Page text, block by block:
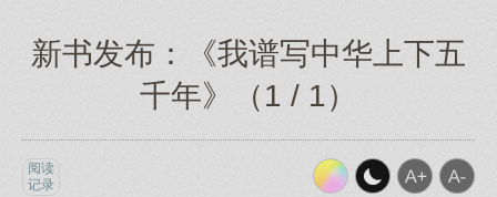
新书发布：《我谱写中华上下五
千年》（1 / 1）
阅读
记录